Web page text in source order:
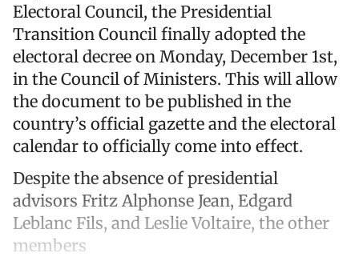
Electoral Council, the Presidential
Transition Council finally adopted the
electoral decree on Monday, December 1st,
in the Council of Ministers. This will allow
the document to be published in the
country’s official gazette and the electoral
calendar to officially come into effect.
Despite the absence of presidential
advisors Fritz Alphonse Jean, Edgard
Leblanc Fils, and Leslie Voltaire, the other
members